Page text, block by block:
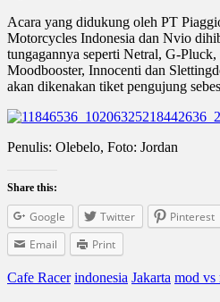
Acara yang didukung oleh PT
Motorcycles Indonesia dan Nvio
tungagannya seperti Netral, G-
Moodbooster, Innocenti dan
akan dikenakan tiket pengujung
Penulis: Olebelo, Foto: Jordan
Share this:
Google Twitter Pinterest
Email
Print
Cafe Racer indonesia Jakarta mod vs